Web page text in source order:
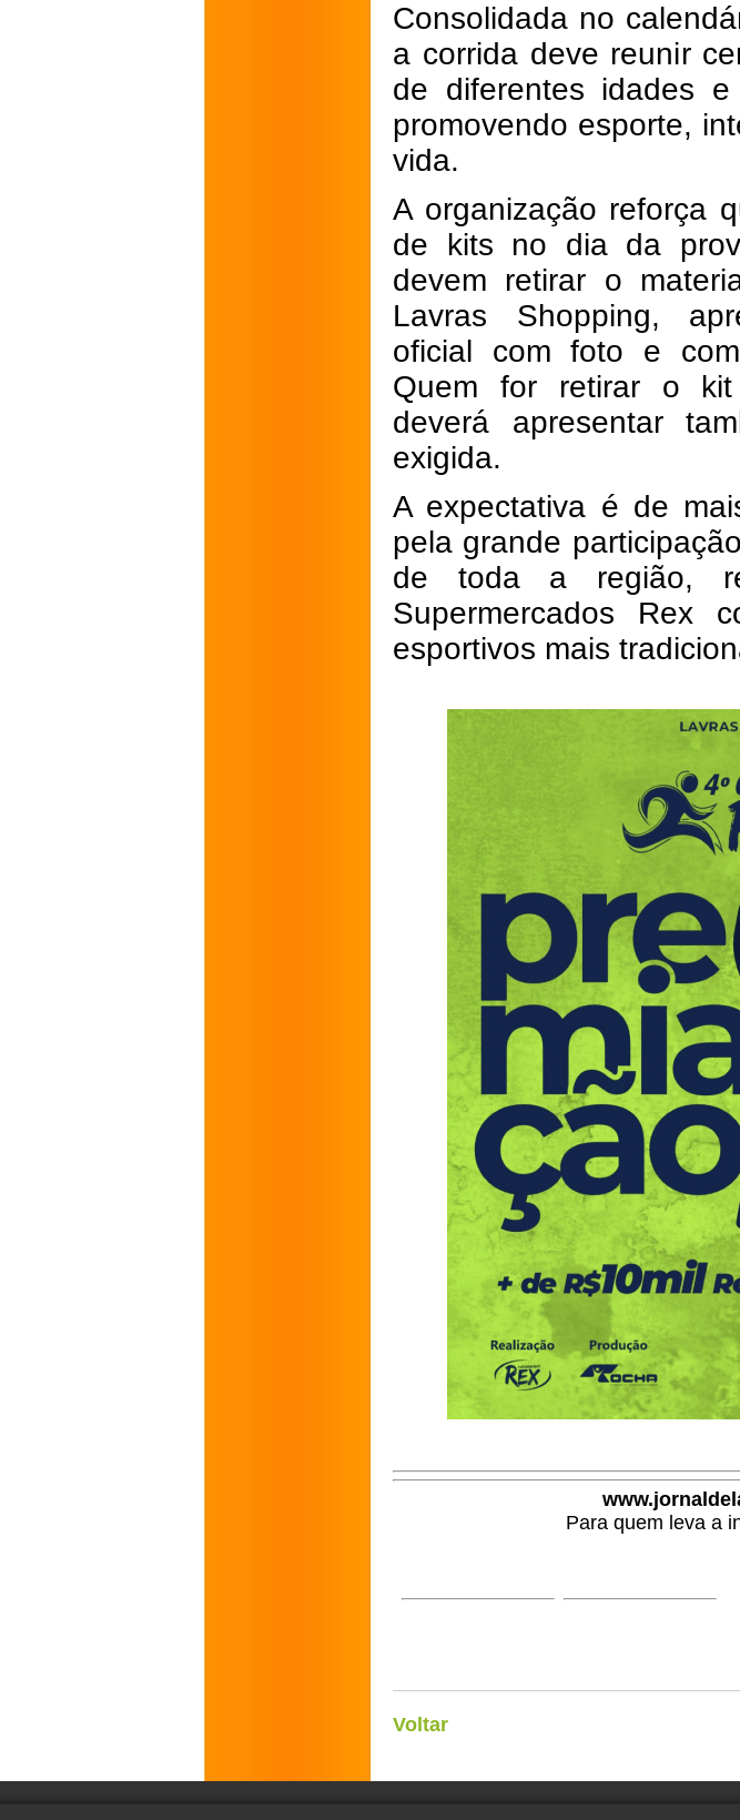
Consolidada no
a corrida deve reunir
de diferentes idades
promovendo esporte,
vida.
A organização reforça
de kits no dia da
devem retirar o
Lavras Shopping,
oficial com foto e
Quem for retirar o
deverá apresentar
exigida.
A expectativa é de
pela grande
de toda a região,
Supermercados Rex
esportivos mais
Para quem leva a
Voltar